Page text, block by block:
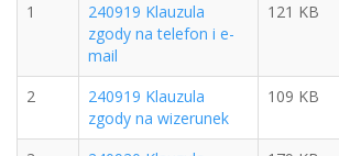
1
240919 Klauzula
zgody na telefon i e-
mail
121 KB
2
240919 Klauzula
zgody na wizerunek
109 KB